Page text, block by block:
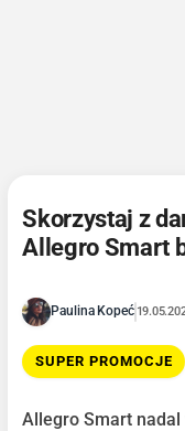
Skorzystaj z
Allegro Smart
Paulina Kopeć
SUPER PROMOCJE
Allegro Smart